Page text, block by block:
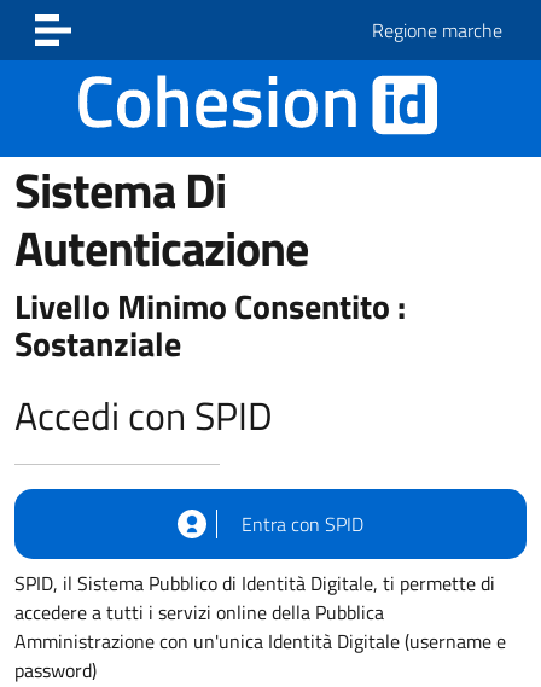
Vai ai contenuti
Vai al footer
Regione marche
Sistema Di
Autenticazione
Livello Minimo Consentito :
Sostanziale
Accedi con SPID
Entra con SPID
SPID, il Sistema Pubblico di Identità Digitale, ti permette di
accedere a tutti i servizi online della Pubblica
Amministrazione con un'unica Identità Digitale (username e
password)